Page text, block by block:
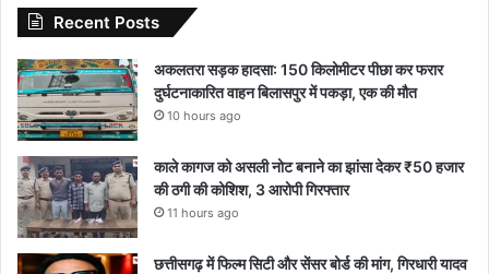
Recent Posts
अकलतरा सड़क हादसा: 150 किलोमीटर पीछा कर फरार
दुर्घटनाकारित वाहन बिलासपुर में पकड़ा, एक की मौत
10 hours ago
काले कागज को असली नोट बनाने का झांसा देकर ₹50 हजार
की ठगी की कोशिश, 3 आरोपी गिरफ्तार
11 hours ago
छत्तीसगढ़ में फिल्म सिटी और सेंसर बोर्ड की मांग, गिरधारी यादव